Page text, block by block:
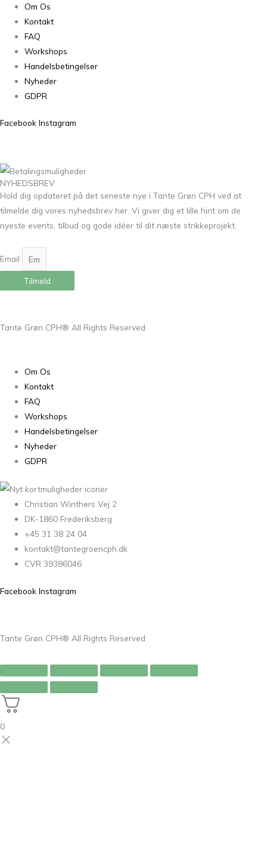
Om Os
Kontakt
FAQ
Workshops
Handelsbetingelser
Nyheder
GDPR
Facebook Instagram
NYHEDSBREV
Hold dig opdateret på det seneste nye i Tante Grøn CPH ved at
tilmelde dig vores nyhedsbrev her. Vi giver dig et lille hint om de
nyeste events, tilbud og gode idéer til dit næste strikkeprojekt.
Email
Tilmeld
Tante Grøn CPH® All Rights Reserved
Om Os
Kontakt
FAQ
Workshops
Handelsbetingelser
Nyheder
GDPR
Christian Winthers Vej 2
DK-1860 Frederiksberg
+45 31 38 24 04
kontakt@tantegroencph.dk
CVR 39386046
Facebook Instagram
Tante Grøn CPH® All Rights Reserved
0